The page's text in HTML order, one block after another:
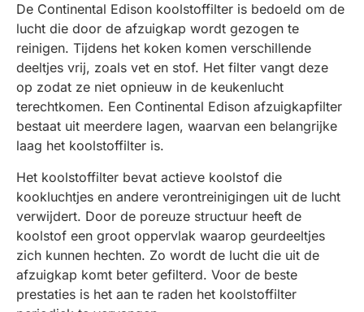
De Continental Edison koolstoffilter is bedoeld om de
lucht die door de afzuigkap wordt gezogen te
reinigen. Tijdens het koken komen verschillende
deeltjes vrij, zoals vet en stof. Het filter vangt deze
op zodat ze niet opnieuw in de keukenlucht
terechtkomen. Een Continental Edison afzuigkapfilter
bestaat uit meerdere lagen, waarvan een belangrijke
laag het koolstoffilter is.
Het koolstoffilter bevat actieve koolstof die
kookluchtjes en andere verontreinigingen uit de lucht
verwijdert. Door de poreuze structuur heeft de
koolstof een groot oppervlak waarop geurdeeltjes
zich kunnen hechten. Zo wordt de lucht die uit de
afzuigkap komt beter gefilterd. Voor de beste
prestaties is het aan te raden het koolstoffilter